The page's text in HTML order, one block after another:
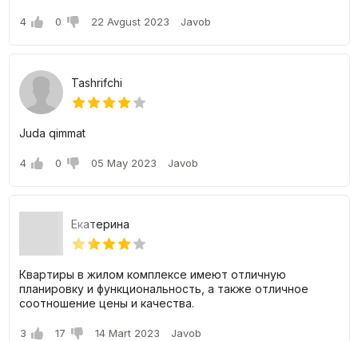
4 0 22 Avgust 2023 Javob
Tashrifchi
Juda qimmat
4 0 05 May 2023 Javob
Екатерина
Квартиры в жилом комплексе имеют отличную
планировку и функциональность, а также отличное
соотношение цены и качества.
3 17 14 Mart 2023 Javob